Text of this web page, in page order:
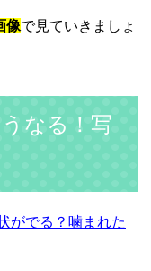
像で見ていきましょ
なる！写
がでる？噛まれた